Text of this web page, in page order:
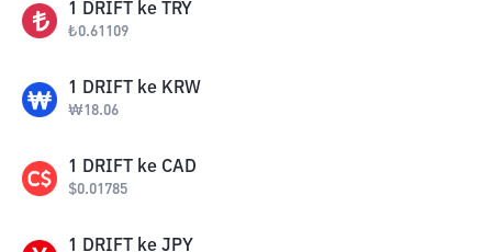
1 DRIFT ke TRY
₺0.61109
1 DRIFT ke KRW
₩18.06
1 DRIFT ke CAD
$0.01785
1 DRIFT ke JPY